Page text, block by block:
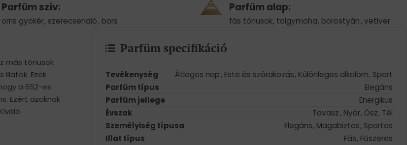
Parfüm szív:
orris gyökér, szerecsendió, bors
Parfüm alap:
fás tónusok, tölgymoha, borostyán, vetiver
más tónusok
illatok. Ezek
a 652-es
Ezért azoknak
Parfüm specifikáció
Tevékenység Átlagos nap, Este és szórakozás, Különleges alkalom, Sport
Parfüm típus
Elegáns
Parfüm jellege
Energikus
Évszak
Tavasz, Nyár, Ősz, Tél
Személyiség típusa
Elegáns, Magabiztos, Sportos
Illat típus
Fás, Fűszeres